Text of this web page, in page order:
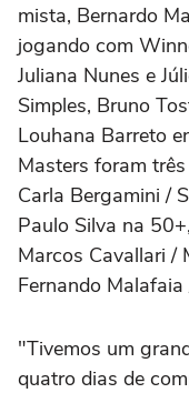
mista, Bernardo
jogando com
Juliana Nunes e
Simples, Bruno
Louhana Barreto
Masters foram
Carla Bergamini /
Paulo Silva na
Marcos Cavallari /
Fernando
"Tivemos um
quatro dias de